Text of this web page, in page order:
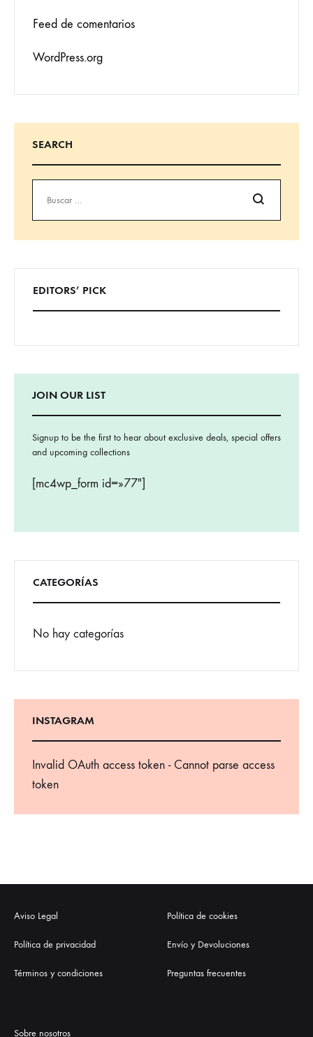
Feed de comentarios
WordPress.org
SEARCH
Buscar
EDITORS’ PICK
JOIN OUR LIST
Signup to be the first to hear about exclusive deals, special offers
and upcoming collections
[mc4wp_form id=»77″]
CATEGORÍAS
No hay categorías
INSTAGRAM
Invalid OAuth access token - Cannot parse access
token
Aviso Legal
Política de privacidad
Términos y condiciones
Política de cookies
Envío y Devoluciones
Preguntas frecuentes
Sobre nosotros